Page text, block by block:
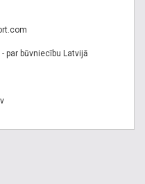
par būvniecību Latvijā